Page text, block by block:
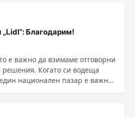
Благодарим!
е важно да взимаме отговорни
Когато си водеща
национален пазар е важно